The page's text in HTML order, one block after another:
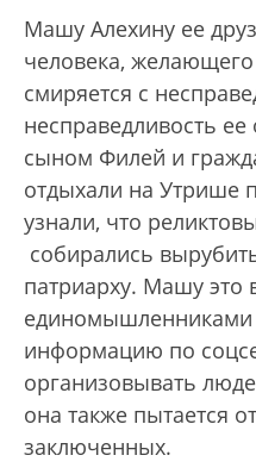
Машу Алехину ее
человека,
смиряется с
несправедливость
сыном Филей и
отдыхали на Утрише
узнали, что
собирались
патриарху. Машу это
единомышленниками
информацию по
организовывать
она также пытается
заключенных.